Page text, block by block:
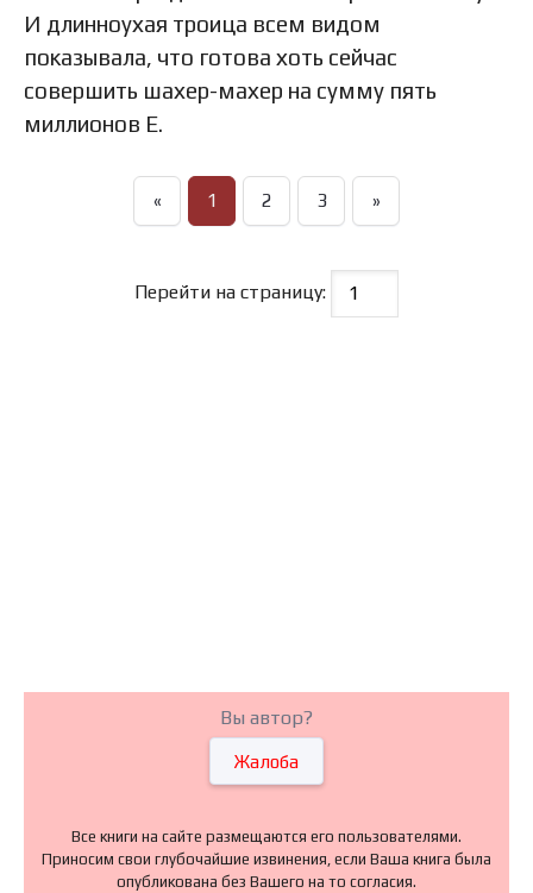
И длинноухая троица всем видом
показывала, что готова хоть сейчас
совершить шахер-махер на сумму пять
миллионов Е.
« 1 2 3 »
Перейти на страницу:
Вы автор?
Жалоба
Все книги на сайте размещаются его пользователями.
Приносим свои глубочайшие извинения, если Ваша книга была
опубликована без Вашего на то согласия.